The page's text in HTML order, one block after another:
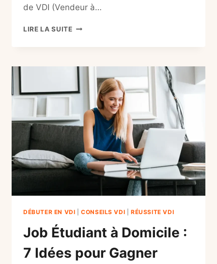
de VDI (Vendeur à…
LIRE LA SUITECOTISATION
VALIDEZ-
VOUS
DES
TRIMESTRES
AVEC
LA
VENTE
DIRECTE
(2026)
DÉBUTER EN VDI |CONSEILS VDI |RÉUSSITE VDI
Job Étudiant à Domicile :
7 Idées pour Gagner